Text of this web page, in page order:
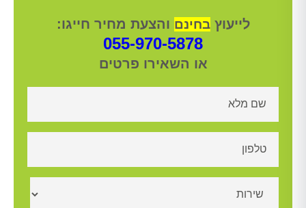
לייעוץבחינם והצעת מחיר חייגו:
055-970-5878
או השאירו פרטים